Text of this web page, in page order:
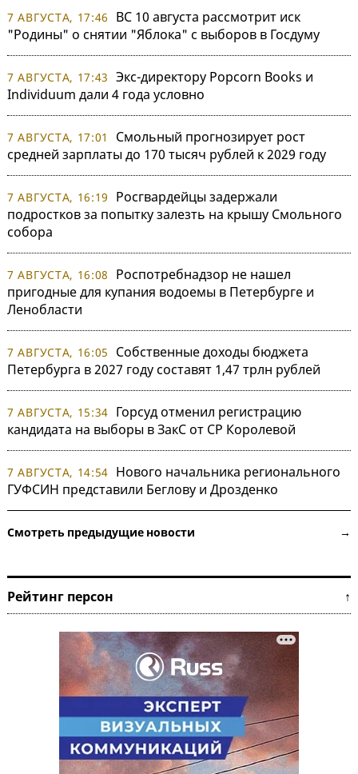
7 АВГУСТА, 17:46
ВС 10 августа рассмотрит иск
"Родины" о снятии "Яблока" с выборов в Госдуму
7 АВГУСТА, 17:43 Экс-директору Popcorn Books и
Individuum дали 4 года условно
7 АВГУСТА, 17:01
Смольный прогнозирует рост
средней зарплаты до 170 тысяч рублей к 2029 году
7 АВГУСТА, 16:19
Росгвардейцы задержали
подростков за попытку залезть на крышу Смольного
собора
7 АВГУСТА, 16:08
Роспотребнадзор не нашел
пригодные для купания водоемы в Петербурге и
Ленобласти
7 АВГУСТА, 16:05
Собственные доходы бюджета
Петербурга в 2027 году составят 1,47 трлн рублей
7 АВГУСТА, 15:34 Горсуд отменил регистрацию
кандидата на выборы в ЗакС от СР Королевой
7 АВГУСТА, 14:54 Нового начальника регионального
ГУФСИН представили Беглову и Дрозденко
Смотреть предыдущие новости →
Рейтинг персон ↑